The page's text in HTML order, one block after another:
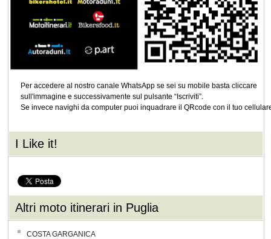
Per accedere al nostro canale WhatsApp se sei su mobile basta cliccare
sull'immagine e successivamente sul pulsante “Iscriviti”.
Se invece navighi da computer puoi inquadrare il QRcode con il tuo
I Like it!
Altri moto itinerari in Puglia
COSTA GARGANICA